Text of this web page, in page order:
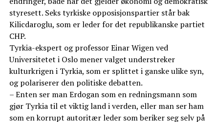
styresett. Seks tyrkiske opposisjonspartier står bak
Kilicdaroglu, som er leder for det republikanske partiet
CHP.
Tyrkia-ekspert og professor Einar Wigen ved
Universitetet i Oslo mener valget understreker
kulturkrigen i Tyrkia, som er splittet i ganske ulike syn,
og polariserer den politiske debatten.
– Enten ser man Erdogan som en redningsmann som
gjør Tyrkia til et viktig land i verden, eller man ser ham
som en korrupt autoritær leder som beriker seg selv på